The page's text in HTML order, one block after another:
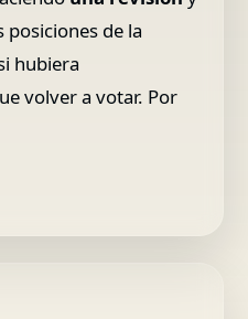
posiciones de la
hubiera
volver a votar. Por